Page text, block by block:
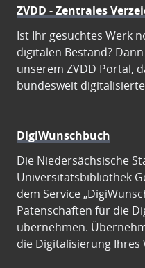
ZVDD - Zentrales
Ist Ihr gesuchtes Werk
digitalen Bestand?
unserem ZVDD Portal,
bundesweit
DigiWunschbuch
Die Niedersächsische
Universitätsbibliothek
dem Service
Patenschaften für die
übernehmen.
die Digitalisierung Ihres